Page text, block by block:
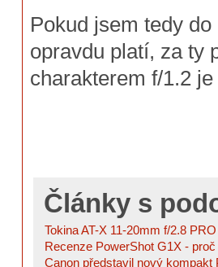
Pokud jsem tedy
opravdu platí, za ty
charakterem f/1.2
Články s
Tokina AT-X 11-20mm f/2.8
Recenze PowerShot G1X -
Canon představil nový kompakt